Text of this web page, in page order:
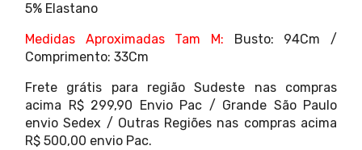
5% Elastano
Medidas Aproximadas Tam M: Busto: 94Cm /
Comprimento: 33Cm
Frete grátis para região Sudeste nas compras
acima R$ 299,90 Envio Pac / Grande São Paulo
envio Sedex / Outras Regiões nas compras acima
R$ 500,00 envio Pac.